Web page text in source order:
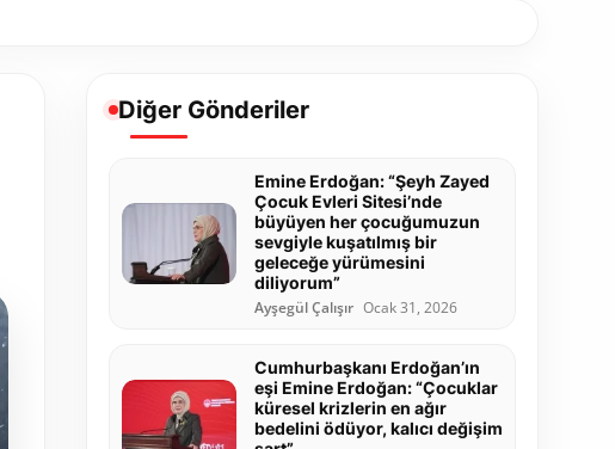
Diğer Gönderiler
Emine Erdoğan: “Şeyh Zayed
Çocuk Evleri Sitesi’nde
büyüyen her çocuğumuzun
sevgiyle kuşatılmış bir
geleceğe yürümesini
diliyorum”
Ayşegül Çalışır Ocak 31, 2026
Cumhurbaşkanı Erdoğan’ın
eşi Emine Erdoğan: “Çocuklar
küresel krizlerin en ağır
bedelini ödüyor, kalıcı değişim